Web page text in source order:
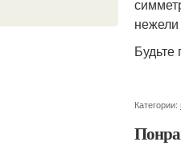
нежели
Категории: